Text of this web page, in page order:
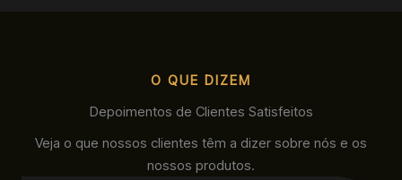
O QUE DIZEM
Depoimentos de Clientes Satisfeitos
Veja o que nossos clientes têm a dizer sobre nós e os
nossos produtos.